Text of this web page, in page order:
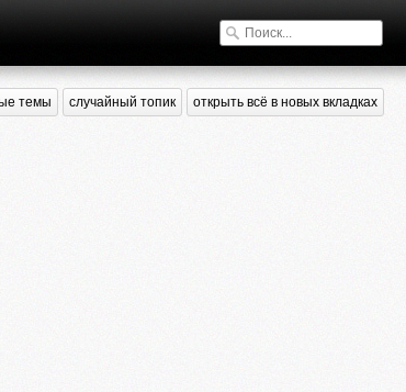
темы случайный топик открыть всё в новых вкладках